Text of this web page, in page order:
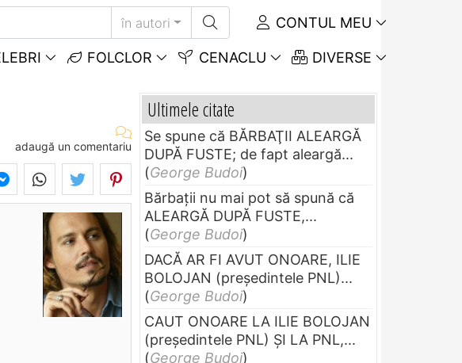
în autori CONTUL MEU
FOLCLOR CENACLU DIVERSE
adaugă un comentariu
Ultimele citate
Se spune că BĂRBAŢII ALEARGĂ
DUPĂ FUSTE; de fapt aleargă...
(George Budoi)
Bărbaţii nu mai pot să spună că
ALEARGĂ DUPĂ FUSTE,...
(George Budoi)
DACĂ AR FI AVUT ONOARE, ILIE
BOLOJAN (preşedintele PNL)...
(George Budoi)
CAUT ONOARE LA ILIE BOLOJAN
(preşedintele PNL) ŞI LA PNL,...
(George Budoi)